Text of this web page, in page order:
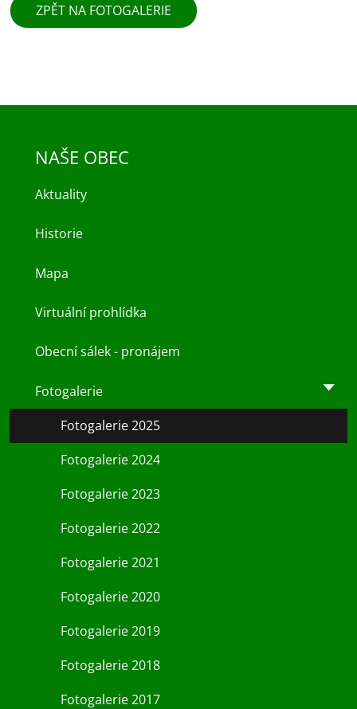
ZPĚT NA FOTOGALERIE
NAŠE OBEC
Aktuality
Historie
Mapa
Virtuální prohlídka
Obecní sálek - pronájem
Fotogalerie
Fotogalerie 2025
Fotogalerie 2024
Fotogalerie 2023
Fotogalerie 2022
Fotogalerie 2021
Fotogalerie 2020
Fotogalerie 2019
Fotogalerie 2018
Fotogalerie 2017